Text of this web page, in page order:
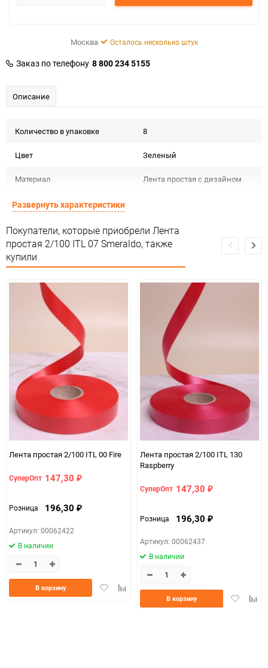
Москва Осталось несколько штук
Заказ по телефону 8 800 234 5155
Описание
Количество в упаковке 8
Цвет Зеленый
Материал Лента простая с дизайном
Срок годности
Предназначение товара Для декора
Сертификация Не подлежит сертификации
Минимальное количество
Количество в коробке
Единица измерения
Размер 2см*100м (простая)
ЦветНоменклатуры изумрудный
Развернуть характеристики
Покупатели, которые приобрели Лента
простая 2/100 ITL 07 Smeraldo, также
купили
Лента простая 2/100 ITL 00 Fire
СуперОпт 147,30 ₽
Розница 196,30 ₽
Артикул: 00062422
В наличии
ДобавитьДобавить
сравнению
В корзину
Лента простая 2/100 ITL 130
Raspberry
СуперОпт 147,30 ₽
Розница 196,30 ₽
Артикул: 00062437
В наличии
Добавить
В корзину